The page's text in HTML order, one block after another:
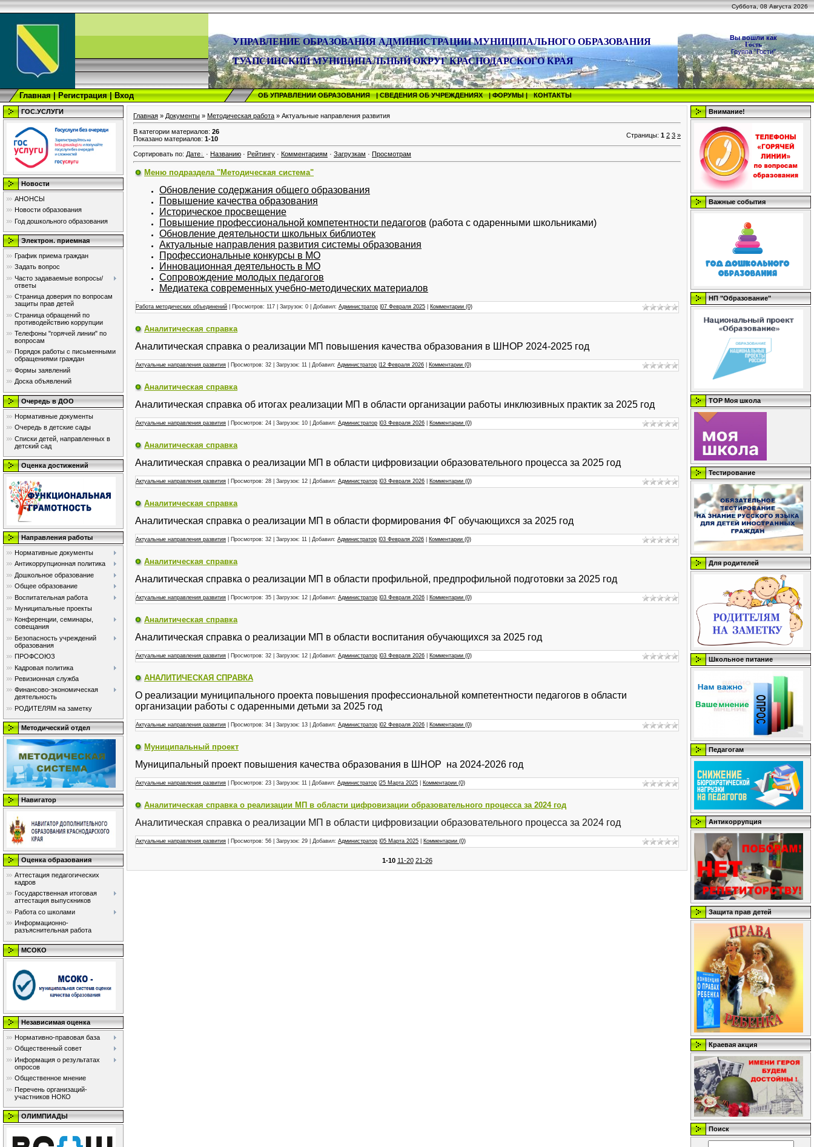
Суббота, 08 Августа 2026
УПРАВЛЕНИЕ ОБРАЗОВАНИЯ АДМИНИСТРАЦИИ МУНИЦИПАЛЬНОГО ОБРАЗОВАНИЯ
ТУАПСИНСКИЙ МУНИЦИПАЛЬНЫЙ ОКРУГ КРАСНОДАРСКОГО КРАЯ
Вы вошли как
Гость
Группа "Гости"
Главная|Регистрация|Вход ОБ УПРАВЛЕНИИ ОБРАЗОВАНИЯ | СВЕДЕНИЯ ОБ УЧРЕЖДЕНИЯХ | ФОРУМЫ | КОНТАКТЫ
ГОС.УСЛУГИ
Новости
АНОНСЫ
Новости образования
Год дошкольного образования
Электрон. приемная
График приема граждан
Задать вопрос
Часто задаваемые вопросы/
ответы
Страница доверия по вопросам
защиты прав детей
Страница обращений по
противодействию коррупции
Телефоны "горячей линии" по
вопросам
Порядок работы с письменными
обращениями граждан
Формы заявлений
Доска объявлений
Очередь в ДОО
Нормативные документы
Очередь в детские сады
Списки детей, направленных в
детский сад
Оценка достижений
Направления работы
Нормативные документы
Антикоррупционная политика
Дошкольное образование
Общее образование
Воспитательная работа
Муниципальные проекты
Конференции, семинары,
совещания
Безопасность учреждений
образования
ПРОФСОЮЗ
Кадровая политика
Ревизионная служба
Финансово-экономическая
деятельность
РОДИТЕЛЯМ на заметку
Методический отдел
Навигатор
Оценка образования
Аттестация педагогических
кадров
Государственная итоговая
аттестация выпускников
Работа со школами
Информационно-
разъяснительная работа
МСОКО
Независимая оценка
Нормативно-правовая база
Общественный совет
Информация о результатах
опросов
Общественное мнение
Перечень организаций-
участников НОКО
ОЛИМПИАДЫ
Главная » Документы » Методическая работа » Актуальные направления развития
В категории материалов: 26
Показано материалов: 1-10 Страницы: 1 2 3 »
Сортировать по: Дате · Названию · Рейтингу · Комментариям · Загрузкам · Просмотрам
Меню подраздела "Методическая система"
Обновление содержания общего образования
Повышение качества образования
Историческое просвещение
Повышение профессиональной компетентности педагогов (работа с одаренными школьниками)
Обновление деятельности школьных библиотек
Актуальные направления развития системы образования
Профессиональные конкурсы в МО
Инновационная деятельность в МО
Сопровождение молодых педагогов
Медиатека современных учебно-методических материалов
Работа методических объединений | Просмотров: 117 | Загрузок: 0 | Добавил: Администратор 07 Февраля 2025 Комментарии (0)
Аналитическая справка
Аналитическая справка о реализации МП повышения качества образования в ШНОР 2024-2025 год
Актуальные направления развития | Просмотров: 32 | Загрузок: 11 | Добавил: Администратор 12 Февраля 2026 Комментарии (0)
Аналитическая справка
Аналитическая справка об итогах реализации МП в области организации работы инклюзивных практик за 2025 год
Актуальные направления развития | Просмотров: 24 | Загрузок: 10 | Добавил: Администратор 03 Февраля 2026 Комментарии (0)
Аналитическая справка
Аналитическая справка о реализации МП в области цифровизации образовательного процесса за 2025 год
Актуальные направления развития | Просмотров: 28 | Загрузок: 12 | Добавил: Администратор 03 Февраля 2026 Комментарии (0)
Аналитическая справка
Аналитическая справка о реализации МП в области формирования ФГ обучающихся за 2025 год
Актуальные направления развития | Просмотров: 32 | Загрузок: 11 | Добавил: Администратор 03 Февраля 2026 Комментарии (0)
Аналитическая справка
Аналитическая справка о реализации МП в области профильной, предпрофильной подготовки за 2025 год
Актуальные направления развития | Просмотров: 35 | Загрузок: 12 | Добавил: Администратор 03 Февраля 2026 Комментарии (0)
Аналитическая справка
Аналитическая справка о реализации МП в области воспитания обучающихся за 2025 год
Актуальные направления развития | Просмотров: 32 | Загрузок: 12 | Добавил: Администратор 03 Февраля 2026 Комментарии (0)
АНАЛИТИЧЕСКАЯ СПРАВКА
О реализации муниципального проекта повышения профессиональной компетентности педагогов в области
организации работы с одаренными детьми за 2025 год
Актуальные направления развития | Просмотров: 34 | Загрузок: 13 | Добавил: Администратор 02 Февраля 2026 Комментарии (0)
Муниципальный проект
Муниципальный проект повышения качества образования в ШНОР на 2024-2026 год
Актуальные направления развития | Просмотров: 23 | Загрузок: 11 | Добавил: Администратор 25 Марта 2025 Комментарии (0)
Аналитическая справка о реализации МП в области цифровизации образовательного процесса за 2024 год
Аналитическая справка о реализации МП в области цифровизации образовательного процесса за 2024 год
Актуальные направления развития | Просмотров: 56 | Загрузок: 29 | Добавил: Администратор 05 Марта 2025 Комментарии (0)
1-10 11-20 21-26
Внимание!
Важные события
НП "Образование"
ТОР Моя школа
Тестирование
Для родителей
Школьное питание
Педагогам
Антикоррупция
Защита прав детей
Краевая акция
Поиск